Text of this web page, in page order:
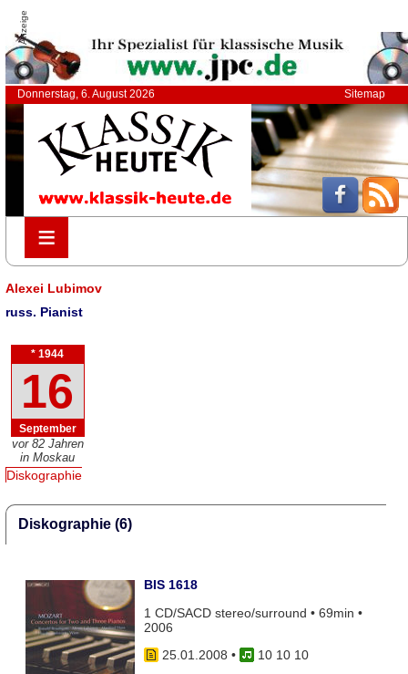
Anzeige
Donnerstag, 6. August 2026 Sitemap
≡
≡
Alexei Lubimov
russ. Pianist
* 1944
16
September
vor 82 Jahren
in Moskau
Diskographie
Diskographie (6)
BIS 1618
1 CD/SACD stereo/surround • 69min •
2006
25.01.2008 •
10 10 10